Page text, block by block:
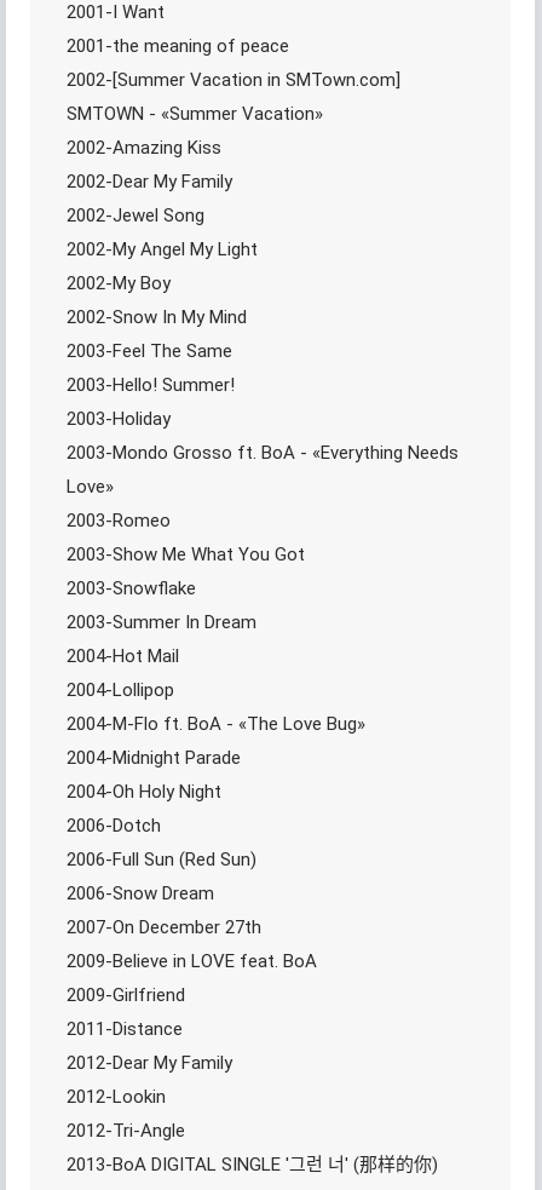
2001-I Want
2001-the meaning of peace
2002-[Summer Vacation in SMTown.com]
SMTOWN - «Summer Vacation»
2002-Amazing Kiss
2002-Dear My Family
2002-Jewel Song
2002-My Angel My Light
2002-My Boy
2002-Snow In My Mind
2003-Feel The Same
2003-Hello! Summer!
2003-Holiday
2003-Mondo Grosso ft. BoA - «Everything Needs
Love»
2003-Romeo
2003-Show Me What You Got
2003-Snowflake
2003-Summer In Dream
2004-Hot Mail
2004-Lollipop
2004-M-Flo ft. BoA - «The Love Bug»
2004-Midnight Parade
2004-Oh Holy Night
2006-Dotch
2006-Full Sun (Red Sun)
2006-Snow Dream
2007-On December 27th
2009-Believe in LOVE feat. BoA
2009-Girlfriend
2011-Distance
2012-Dear My Family
2012-Lookin
2012-Tri-Angle
2013-BoA DIGITAL SINGLE '그런 너' (那样的你)